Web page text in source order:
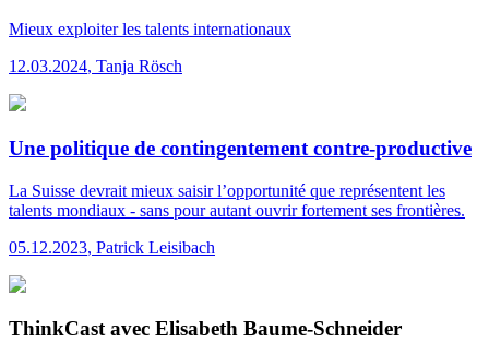
Mieux exploiter les talents internationaux
12.03.2024, Tanja Rösch
Une politique de contingentement contre-productive
La Suisse devrait mieux saisir l’opportunité que représentent les
talents mondiaux - sans pour autant ouvrir fortement ses frontières.
05.12.2023, Patrick Leisibach
ThinkCast avec Elisabeth Baume-Schneider